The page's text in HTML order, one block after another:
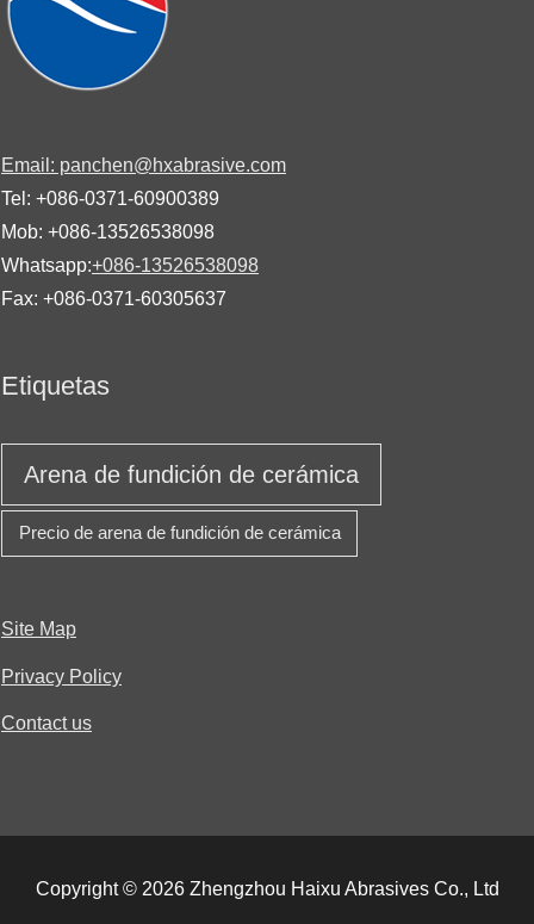
Email: panchen@hxabrasive.com
Tel: +086-0371-60900389
Mob: +086-13526538098
Whatsapp:+086-13526538098
Fax: +086-0371-60305637
Etiquetas
Arena de fundición de cerámica
Precio de arena de fundición de cerámica
Site Map
Privacy Policy
Contact us
Copyright © 2026 Zhengzhou Haixu Abrasives Co., Ltd